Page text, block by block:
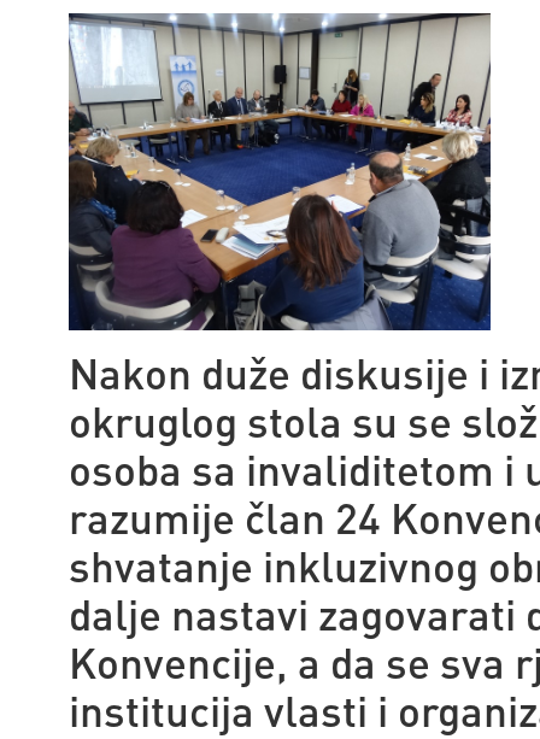
Nakon duže diskusije i
okruglog stola su se
osoba sa invaliditetom i
razumije član 24
shvatanje inkluzivnog
dalje nastavi zagovarati
Konvencije, a da se sva
institucija vlasti i